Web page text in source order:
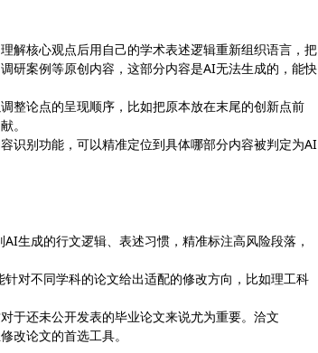
解核心观点后用自己的学术表述逻辑重新组织语言，把
研案例等原创内容，这部分内容是AI无法生成的，能快
整论点的呈现顺序，比如把原本放在末尾的创新点前
。
识别功能，可以精准定位到具体哪部分内容被判定为AI
生成的行文逻辑、表述习惯，精准标注高风险段落，
对不同学科的论文给出适配的修改方向，比如理工科
于还未公开发表的毕业论文来说尤为重要。洽文
改论文的首选工具。